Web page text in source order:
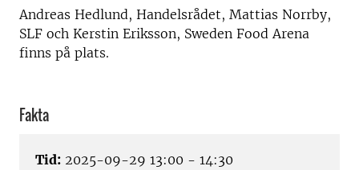
Andreas Hedlund, Handelsrådet, Mattias Norrby,
SLF och Kerstin Eriksson, Sweden Food Arena
finns på plats.
Fakta
Tid: 2025-09-29 13:00 - 14:30